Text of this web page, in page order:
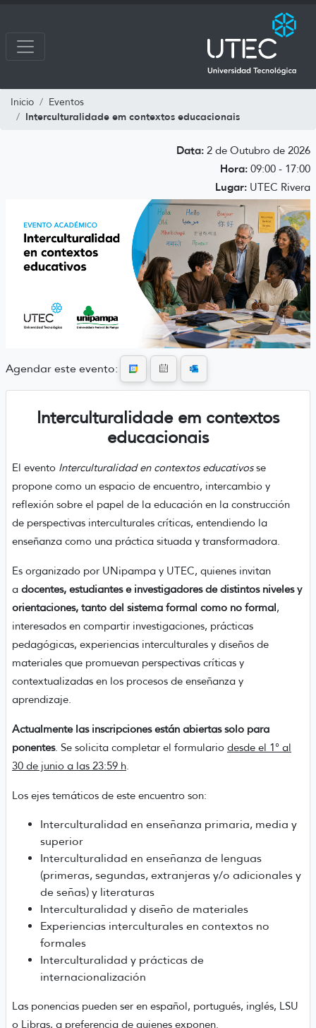
Inicio Eventos
Interculturalidade em contextos educacionais
Data: 2 de Outubro de 2026
Hora: 09:00 - 17:00
Lugar: UTEC Rivera
Agendar este evento:
Interculturalidade em contextos
educacionais
El evento Interculturalidad en contextos educativos se
propone como un espacio de encuentro, intercambio y
reflexión sobre el papel de la educación en la construcción
de perspectivas interculturales críticas, entendiendo la
enseñanza como una práctica situada y transformadora.
Es organizado por UNipampa y UTEC, quienes invitan
a docentes, estudiantes e investigadores de distintos niveles y
orientaciones, tanto del sistema formal como no formal,
interesados en compartir investigaciones, prácticas
pedagógicas, experiencias interculturales y diseños de
materiales que promuevan perspectivas críticas y
contextualizadas en los procesos de enseñanza y
aprendizaje.
Actualmente las inscripciones están abiertas solo para
ponentes. Se solicita completar el formulario desde el 1° al
30 de junio a las 23:59 h.
Los ejes temáticos de este encuentro son:
Interculturalidad en enseñanza primaria, media y
superior
Interculturalidad en enseñanza de lenguas
(primeras, segundas, extranjeras y/o adicionales y
de señas) y literaturas
Interculturalidad y diseño de materiales
Experiencias interculturales en contextos no
formales
Interculturalidad y prácticas de
internacionalización
Las ponencias pueden ser en español, portugués, inglés, LSU
o Libras, a preferencia de quienes exponen.